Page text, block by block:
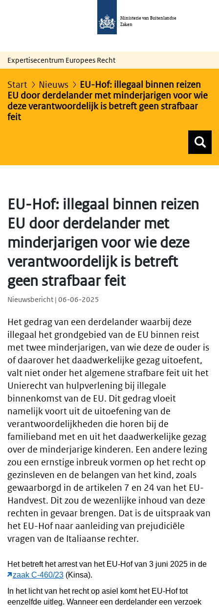
Ministerie van Buitenlandse
Zaken
Expertisecentrum Europees Recht
Start Nieuws
EU-Hof: illegaal binnen reizen
EU door derdelander met minderjarigen voor wie
deze verantwoordelijk is betreft geen strafbaar
feit
EU-Hof: illegaal binnen reizen
EU door derdelander met
minderjarigen voor wie deze
verantwoordelijk is betreft
geen strafbaar feit
Nieuwsbericht | 06-06-2025
Het gedrag van een derdelander waarbij deze
illegaal het grondgebied van de EU binnen reist
met twee minderjarigen, van wie deze de ouder is
of daarover het daadwerkelijke gezag uitoefent,
valt niet onder het algemene strafbare feit uit het
Unierecht van hulpverlening bij illegale
binnenkomst van de EU. Dit gedrag vloeit
namelijk voort uit de uitoefening van de
verantwoordelijkheden die horen bij de
familieband met en uit het daadwerkelijke gezag
over de minderjarige kinderen. Een andere lezing
zou een ernstige inbreuk vormen op het recht op
gezinsleven en de belangen van het kind, zoals
gewaarborgd in de artikelen 7 en 24 van het EU-
Handvest. Dit zou de wezenlijke inhoud van deze
rechten in gevaar brengen. Dat is de uitspraak van
het EU-Hof naar aanleiding van prejudiciële
vragen van de Italiaanse rechter.
Het betreft het arrest van het EU-Hof van 3 juni 2025 in de
zaak C-460/23 (Kinsa).
In het licht van het recht op asiel komt het EU-Hof tot
eenzelfde uitleg. Wanneer een derdelander een verzoek